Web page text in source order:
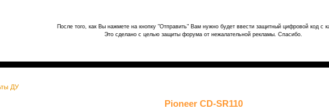
После того, как Вы нажмете на кнопку "Отправить" Вам нужно будет ввести защитный цифровой код с
Это сделано с целью защиты форума от нежалательной рекламы. Спасибо.
ДУ
Pioneer CD-SR110